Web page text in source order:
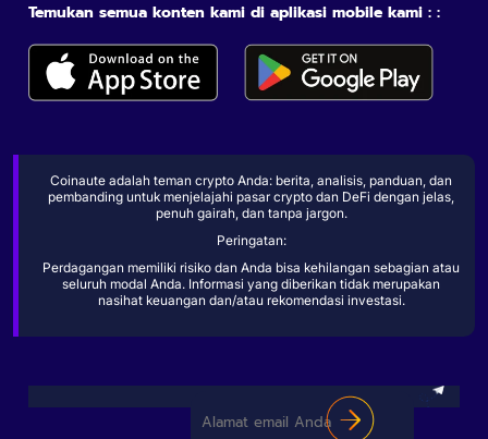
Temukan semua konten kami di aplikasi mobile kami : :
Coinaute adalah teman crypto Anda: berita, analisis, panduan, dan
pembanding untuk menjelajahi pasar crypto dan DeFi dengan jelas,
penuh gairah, dan tanpa jargon.
Peringatan:
Perdagangan memiliki risiko dan Anda bisa kehilangan sebagian atau
seluruh modal Anda. Informasi yang diberikan tidak merupakan
nasihat keuangan dan/atau rekomendasi investasi.